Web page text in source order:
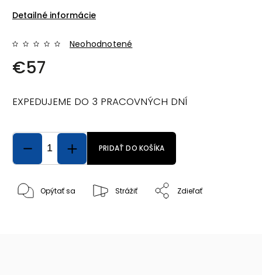
Detailné informácie
Neohodnotené
€57
EXPEDUJEME DO 3 PRACOVNÝCH DNÍ
PRIDAŤ DO KOŠÍKA
Opýtať sa Strážiť Zdieľať